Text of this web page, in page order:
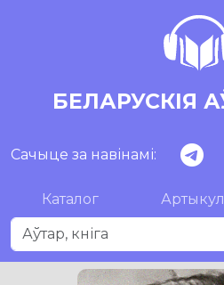
БЕЛАРУСКІЯ
Сачыце за навінамі:
Каталог